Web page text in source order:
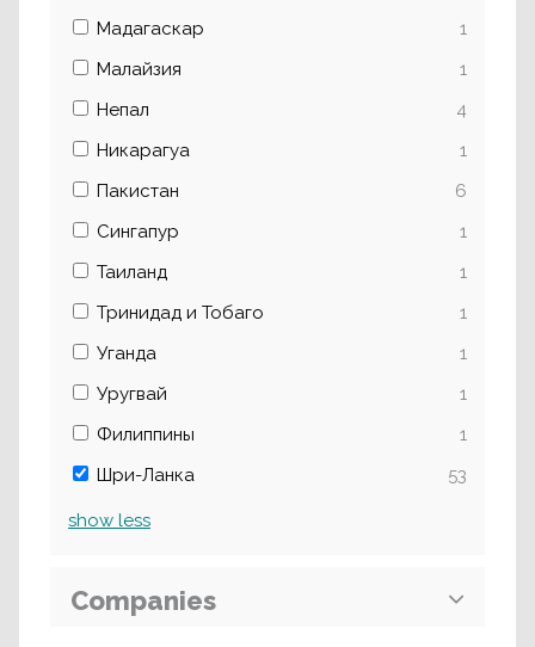
Мадагаскар
1
Малайзия
1
Непал
4
Никарагуа
1
Пакистан
6
Сингапур
1
Таиланд
1
Тринидад и Тобаго
1
Уганда
1
Уругвай
1
Филиппины
1
Шри-Ланка
53
show less
Companies